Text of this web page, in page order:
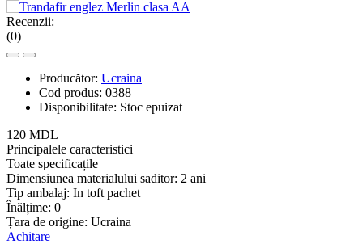
Recenzii:
(0)
Producător: Ucraina
Cod produs: 0388
Disponibilitate: Stoc epuizat
120 MDL
Principalele caracteristici
Toate specificațile
Dimensiunea materialului saditor: 2 ani
Tip ambalaj: In toft pachet
Înălțime: 0
Țara de origine: Ucraina
Achitare